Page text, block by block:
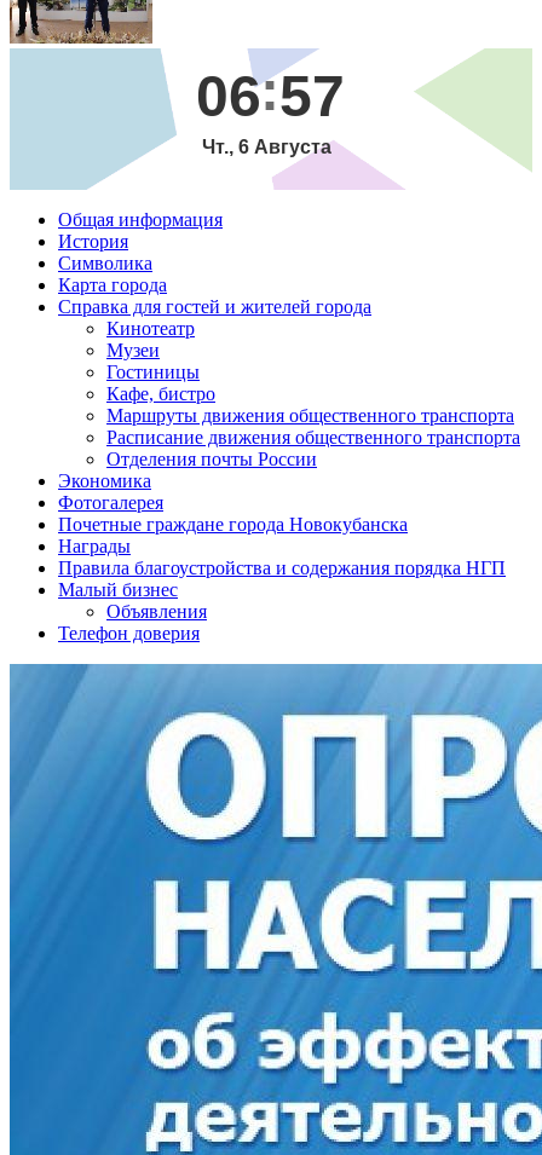
06 57
Чт., 6 Августа
Общая информация
История
Символика
Карта города
Справка для гостей и жителей города
Кинотеатр
Музеи
Гостиницы
Кафе, бистро
Маршруты движения общественного транспорта
Расписание движения общественного транспорта
Отделения почты России
Экономика
Фотогалерея
Почетные граждане города Новокубанска
Награды
Правила благоустройства и содержания порядка НГП
Малый бизнес
Объявления
Телефон доверия